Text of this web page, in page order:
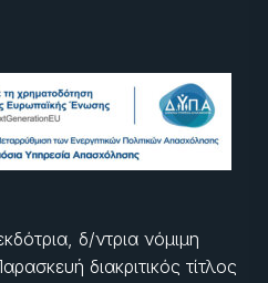
δ/ντρια νόμιμη
διακριτικός τίτλος